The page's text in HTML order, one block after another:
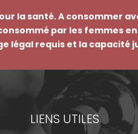
la santé. A consommer
par les femmes
légal requis et la
LIENS UTILES